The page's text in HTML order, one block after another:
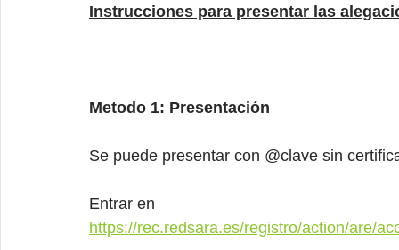
Instrucciones para presentar las
Metodo 1: Presentación
Se puede presentar con @clave sin
Entrar en
https://rec.redsara.es/registro/action/are/